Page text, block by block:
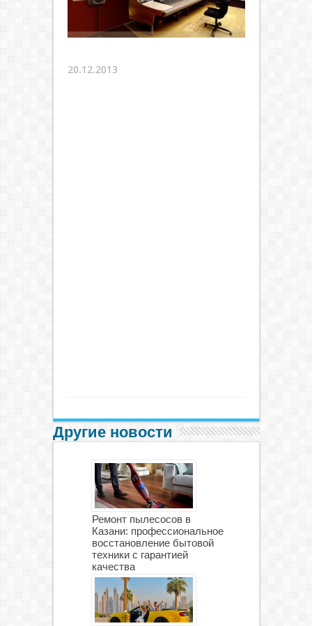
20.12.2013
Другие новости
Ремонт пылесосов в
Казани: профессиональное
восстановление бытовой
техники с гарантией
качества